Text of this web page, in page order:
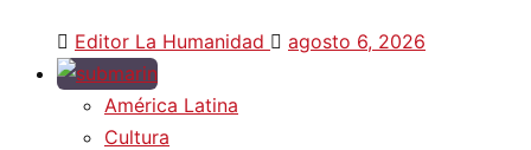
Editor La Humanidad agosto 6, 2026
América Latina
Cultura